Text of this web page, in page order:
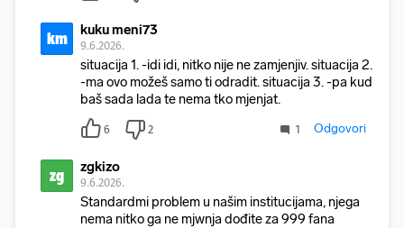
km kuku meni73
9.6.2026.
situacija 1. -idi idi, nitko nije ne zamjenjiv. situacija 2.
-ma ovo možeš samo ti odradit. situacija 3. -pa kud
baš sada lada te nema tko mjenjat.
6 2 1 Odgovori
zg zgkizo
9.6.2026.
Standardmi problem u našim institucijama, njega
nema nitko ga ne mjwnja dođite za 999 fana